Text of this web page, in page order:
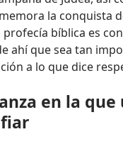
la conquista
profecía bíblica es
ahí que sea tan
a lo que dice
en la que